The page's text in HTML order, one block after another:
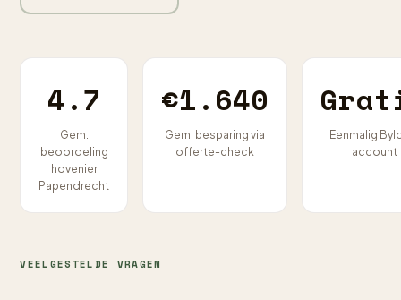
4.7
Gem.
beoordeling
hovenier
Papendrecht
€1.640
Gem. besparing via
offerte-check
Eenmalig
account
VEELGESTELDE VRAGEN